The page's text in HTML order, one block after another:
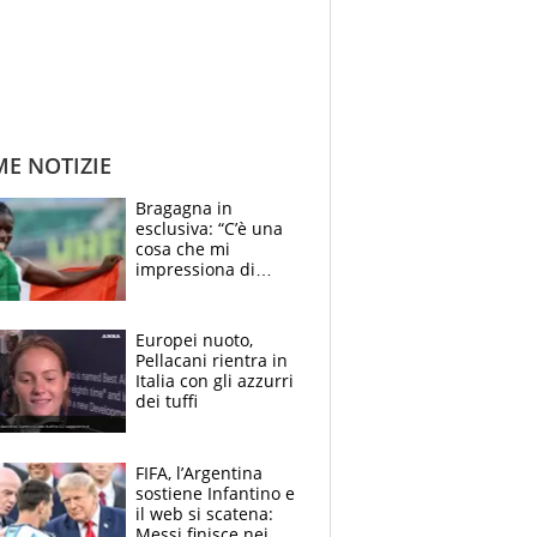
NOTIZIE
Bragagna in
esclusiva: “C’è una
cosa che mi
impressiona di
E svela la sorpresa
agli Europei
Europei nuoto,
Pellacani rientra in
Italia con gli azzurri
dei tuffi
FIFA, l’Argentina
sostiene Infantino e
il web si scatena: